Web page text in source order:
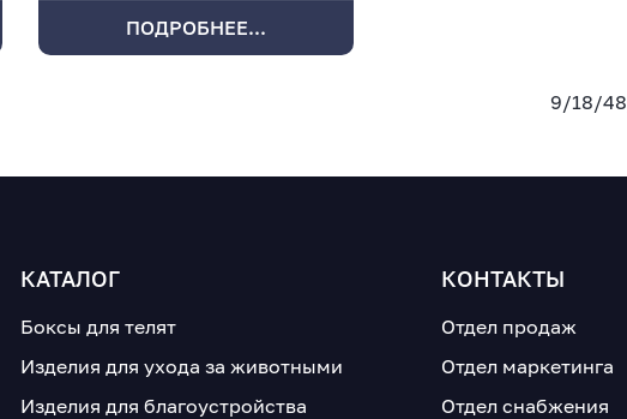
ПОДРОБНЕЕ...
9/18/48
КАТАЛОГ
Боксы для телят
Изделия для ухода за животными
Изделия для благоустройства
КОНТАКТЫ
Отдел продаж
Отдел маркетинга
Отдел снабжения